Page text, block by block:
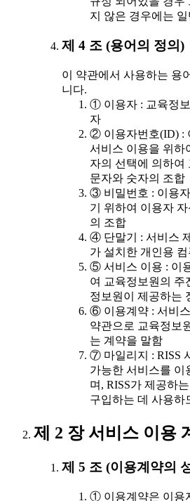
지 않은 경우에는
제 4 조 (용어의 정의)
이 약관에서 사용하는 용
니다.
① 이용자 : 교육정
자
② 이용자번호(ID) :
서비스 이용을 위하
자의 선택에 의하여
문자와 숫자의 조합
③ 비밀번호 : 이용
기 위하여 이용자
의 조합
④ 단말기 : 서비스
가 설치한 개인용 컴
⑤ 서비스 이용 : 이
여 교육정보원의 주
정보원이 제공하는
⑥ 이용계약 : 서비
약관으로 교육정보
는 계약을 말함
⑦ 마일리지 : RISS
가능한 서비스를 이
며, RISS가 제공하
구입하는 데 사용하
제 2 장 서비스 이용
제 5 조 (이용계약의
① 이용계약은 이용